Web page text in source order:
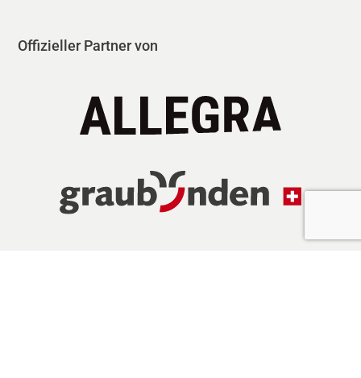
Offizieller Partner von